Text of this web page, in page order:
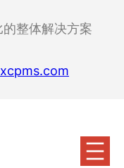
整体解决方案